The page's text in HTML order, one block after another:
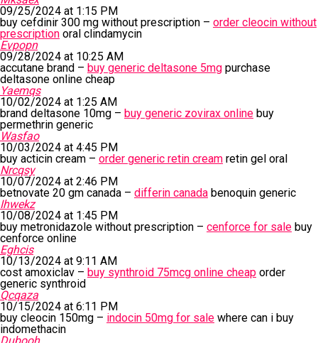
09/25/2024 at 1:15 PM
buy cefdinir 300 mg without prescription – order cleocin without
prescription oral clindamycin
Evpopn
09/28/2024 at 10:25 AM
accutane brand – buy generic deltasone 5mg purchase
deltasone online cheap
Yaemqs
10/02/2024 at 1:25 AM
brand deltasone 10mg – buy generic zovirax online buy
permethrin generic
Wasfao
10/03/2024 at 4:45 PM
buy acticin cream – order generic retin cream retin gel oral
Nrcqsy
10/07/2024 at 2:46 PM
betnovate 20 gm canada – differin canada benoquin generic
Ihwekz
10/08/2024 at 1:45 PM
buy metronidazole without prescription – cenforce for sale buy
cenforce online
Eghcis
10/13/2024 at 9:11 AM
cost amoxiclav – buy synthroid 75mcg online cheap order
generic synthroid
Qcqaza
10/15/2024 at 6:11 PM
buy cleocin 150mg – indocin 50mg for sale where can i buy
indomethacin